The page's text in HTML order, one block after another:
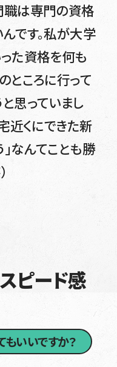
職は専門の資格
です。私が大学
た資格を何も
ところに行って
思っていまし
近くにできた新
なんてことも勝
ピード感
もいいですか？